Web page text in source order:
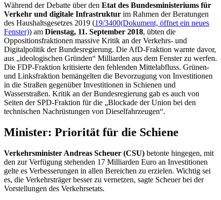
Während der Debatte über den Etat des Bundesministeriums für
Verkehr und digitale Infrastruktur im Rahmen der Beratungen
des Haushaltsgesetzes 2019 (19/3400(Dokument, öffnet ein neues
Fenster)) am Dienstag, 11. September 2018, übten die
Oppositionsfraktionen massive Kritik an der Verkehrs- und
Digitalpolitik der Bundesregierung. Die AfD-Fraktion warnte davor,
aus „ideologischen Gründen“ Milliarden aus dem Fenster zu werfen.
Die FDP-Fraktion kritisierte den fehlenden Mittelabfluss. Grünen-
und Linksfraktion bemängelten die Bevorzugung von Investitionen
in die Straßen gegenüber Investitionen in Schienen und
Wasserstraßen. Kritik an der Bundesregierung gab es auch von
Seiten der SPD-Fraktion für die „Blockade der Union bei den
technischen Nachrüstungen von Dieselfahrzeugen“.
Minister: Priorität für die Schiene
Verkehrsminister Andreas Scheuer (CSU) betonte hingegen, mit
den zur Verfügung stehenden 17 Milliarden Euro an Investitionen
gelte es Verbesserungen in allen Bereichen zu erzielen. Wichtig sei
es, die Verkehrsträger besser zu vernetzen, sagte Scheuer bei der
Vorstellungen des Verkehrsetats.